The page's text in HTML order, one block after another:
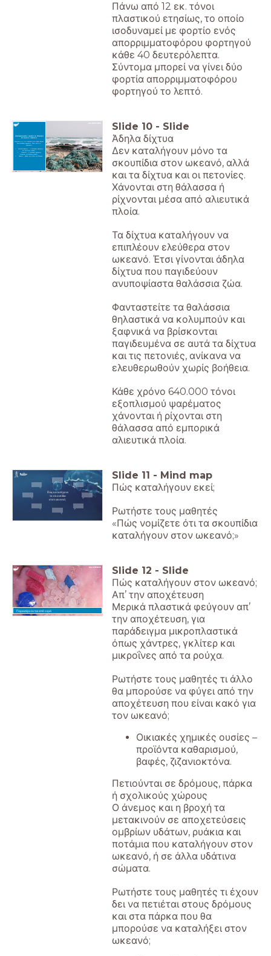
Πάνω από 12 εκ. τόνοι
πλαστικού ετησίως, το οποίο
ισοδυναμεί με φορτίο ενός
απορριμματοφόρου φορτηγού
κάθε 40 δευτερόλεπτα.
Σύντομα μπορεί να γίνει δύο
φορτία απορριμματοφόρου
φορτηγού το λεπτό.
ΕΓΚΑΤΑΛΕΛΕΙΜΜΕΝΟΣ, ΧΑΜΕΝΟΣ ΚΑΙ ΠΕΤΑΜΕΝΟΣ
ΕΞΟΠΛΙΣΜΟΣ ΨΑΡΕΜΑΤΟΣ
Μέχρι και 46% των πλαστικών στον Βόρειο Ειρηνικό
είναι εξοπλισμός ψαρέματος. Πάνω από 20%
παγκοσμίως.
➢ Εγκαταλελειμμένος – ο εξοπλισμός ψαρέματος
δεν μαζεύτηκε επίτηδες.
➢ Πεταμένος – ο εξοπλισμός ψαρέματος
πετάχτηκε στη θάλασσα επίτηδες.
➢ Χαμένος – χάθηκε κατά λάθος στη θάλασσα.
Slide 10 - Slide
Άδηλα δίχτυα
Δεν καταλήγουν μόνο τα
σκουπίδια στον ωκεανό, αλλά
και τα δίχτυα και οι πετονίες.
Χάνονται στη θάλασσα ή
ρίχνονται μέσα από αλιευτικά
πλοία.
Τα δίχτυα καταλήγουν να
επιπλέουν ελεύθερα στον
ωκεανό. Έτσι γίνονται άδηλα
δίχτυα που παγιδεύουν
ανυποψίαστα θαλάσσια ζώα.
Φανταστείτε τα θαλάσσια
θηλαστικά να κολυμπούν και
ξαφνικά να βρίσκονται
παγιδευμένα σε αυτά τα δίχτυα
και τις πετονιές, ανίκανα να
ελευθερωθούν χωρίς βοήθεια.
Κάθε χρόνο 640.000 τόνοι
εξοπλισμού ψαρέματος
χάνονται ή ρίχονται στη
θάλασσα από εμπορικά
αλιευτικά πλοία.
Πώς καταλήγουν
τα σκουπίδια
στον ωκεανό;
Slide 11 - Mind map
Πώς καταλήγουν εκεί;
Ρωτήστε τους μαθητές
«Πώς νομίζετε ότι τα σκουπίδια
καταλήγουν στον ωκεανό;»
Παρασέρνονται από νερά
Slide 12 - Slide
Πώς καταλήγουν στον ωκεανό;
Απ’ την αποχέτευση
Μερικά πλαστικά φεύγουν απ’
την αποχέτευση, για
παράδειγμα μικροπλαστικά
όπως χάντρες, γκλίτερ και
μικροΐνες από τα ρούχα.
Ρωτήστε τους μαθητές τι άλλο
θα μπορούσε να φύγει από την
αποχέτευση που είναι κακό για
τον ωκεανό;
Οικιακές χημικές ουσίες –
προϊόντα καθαρισμού,
βαφές, ζιζανιοκτόνα.
Πετιούνται σε δρόμους, πάρκα
ή σχολικούς χώρους
Ο άνεμος και η βροχή τα
μετακινούν σε αποχετεύσεις
ομβρίων υδάτων, ρυάκια και
ποτάμια που καταλήγουν στον
ωκεανό, ή σε άλλα υδάτινα
σώματα.
Ρωτήστε τους μαθητές τι έχουν
δει να πετιέται στους δρόμους
και στα πάρκα που θα
μπορούσε να καταλήξει στον
ωκεανό;